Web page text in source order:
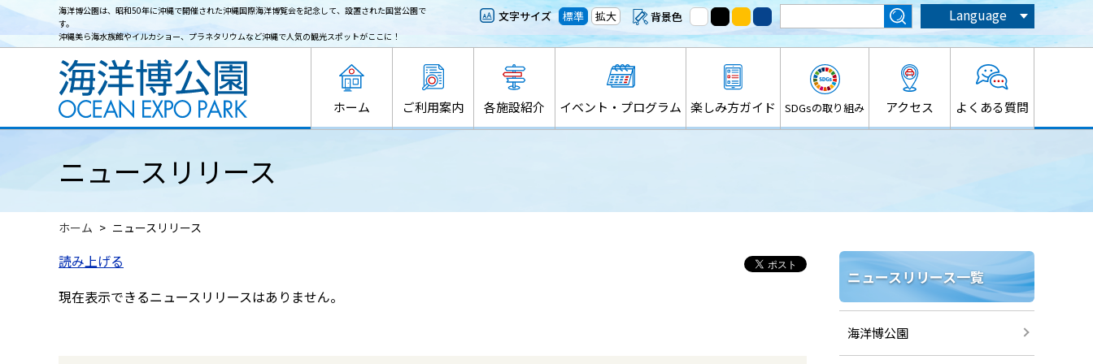
海洋博公園は、昭和50年に沖縄で開催された沖縄国際海洋博覧会を記念して、設置された国営公園で
す。
沖縄美ら海水族館やイルカショー、プラネタリウムなど沖縄で人気の観光スポットがここに！
文字サイズ 標準 拡大 背景色 Language
ホーム ご利用案内 各施設紹介 イベント・プログラム 楽しみ方ガイド SDGsの取り組み アクセス よくある質問
ニュースリリース
ホーム ニュースリリース
読み上げる
現在表示できるニュースリリースはありません。
ニュースリリース一覧
海洋博公園